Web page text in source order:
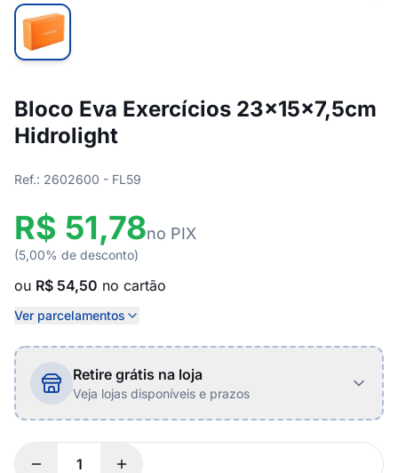
Bloco Eva Exercícios 23x15x7,5cm
Hidrolight
Ref.: 2602600 - FL59
R$ 51,78no PIX
(5,00% de desconto)
ou R$ 54,50 no cartão
Ver parcelamentos
Retire grátis na loja
Veja lojas disponíveis e prazos